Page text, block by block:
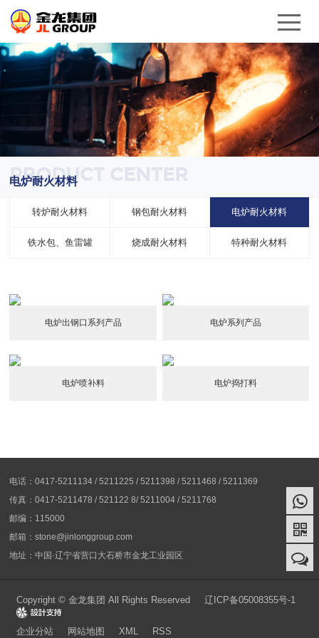
PRODUCT CENTER
电炉耐火材料
转炉耐火材料 钢包耐火材料 电炉耐火材料
铁水包、鱼雷罐 烧成耐火材料 特种耐火材料
电炉出钢口系列产品 电炉系列产品
电炉喷补料 电炉捣打料
电话：0417-5211134 / 5211225 / 5211398 / 5211468 / 5211369
传真：0417-5211478 / 521122 8/ 5211004 / 5211768
邮编：115000
邮箱：stone@jinlonggroup.com
地址：中国·辽宁省营口大石桥市金龙工业园区
Copyright © 金龙集团 All Rights Reserved
辽ICP备05008355号-1
Design
企业分站
网站地图 XML RSS